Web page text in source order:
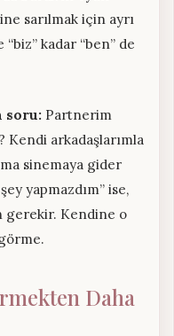
sarılmak için ayrı
kadar “ben” de
soru: Partnerim
Kendi arkadaşlarımla
sinemaya gider
yapmazdım” ise,
gerekir. Kendine o
Daha